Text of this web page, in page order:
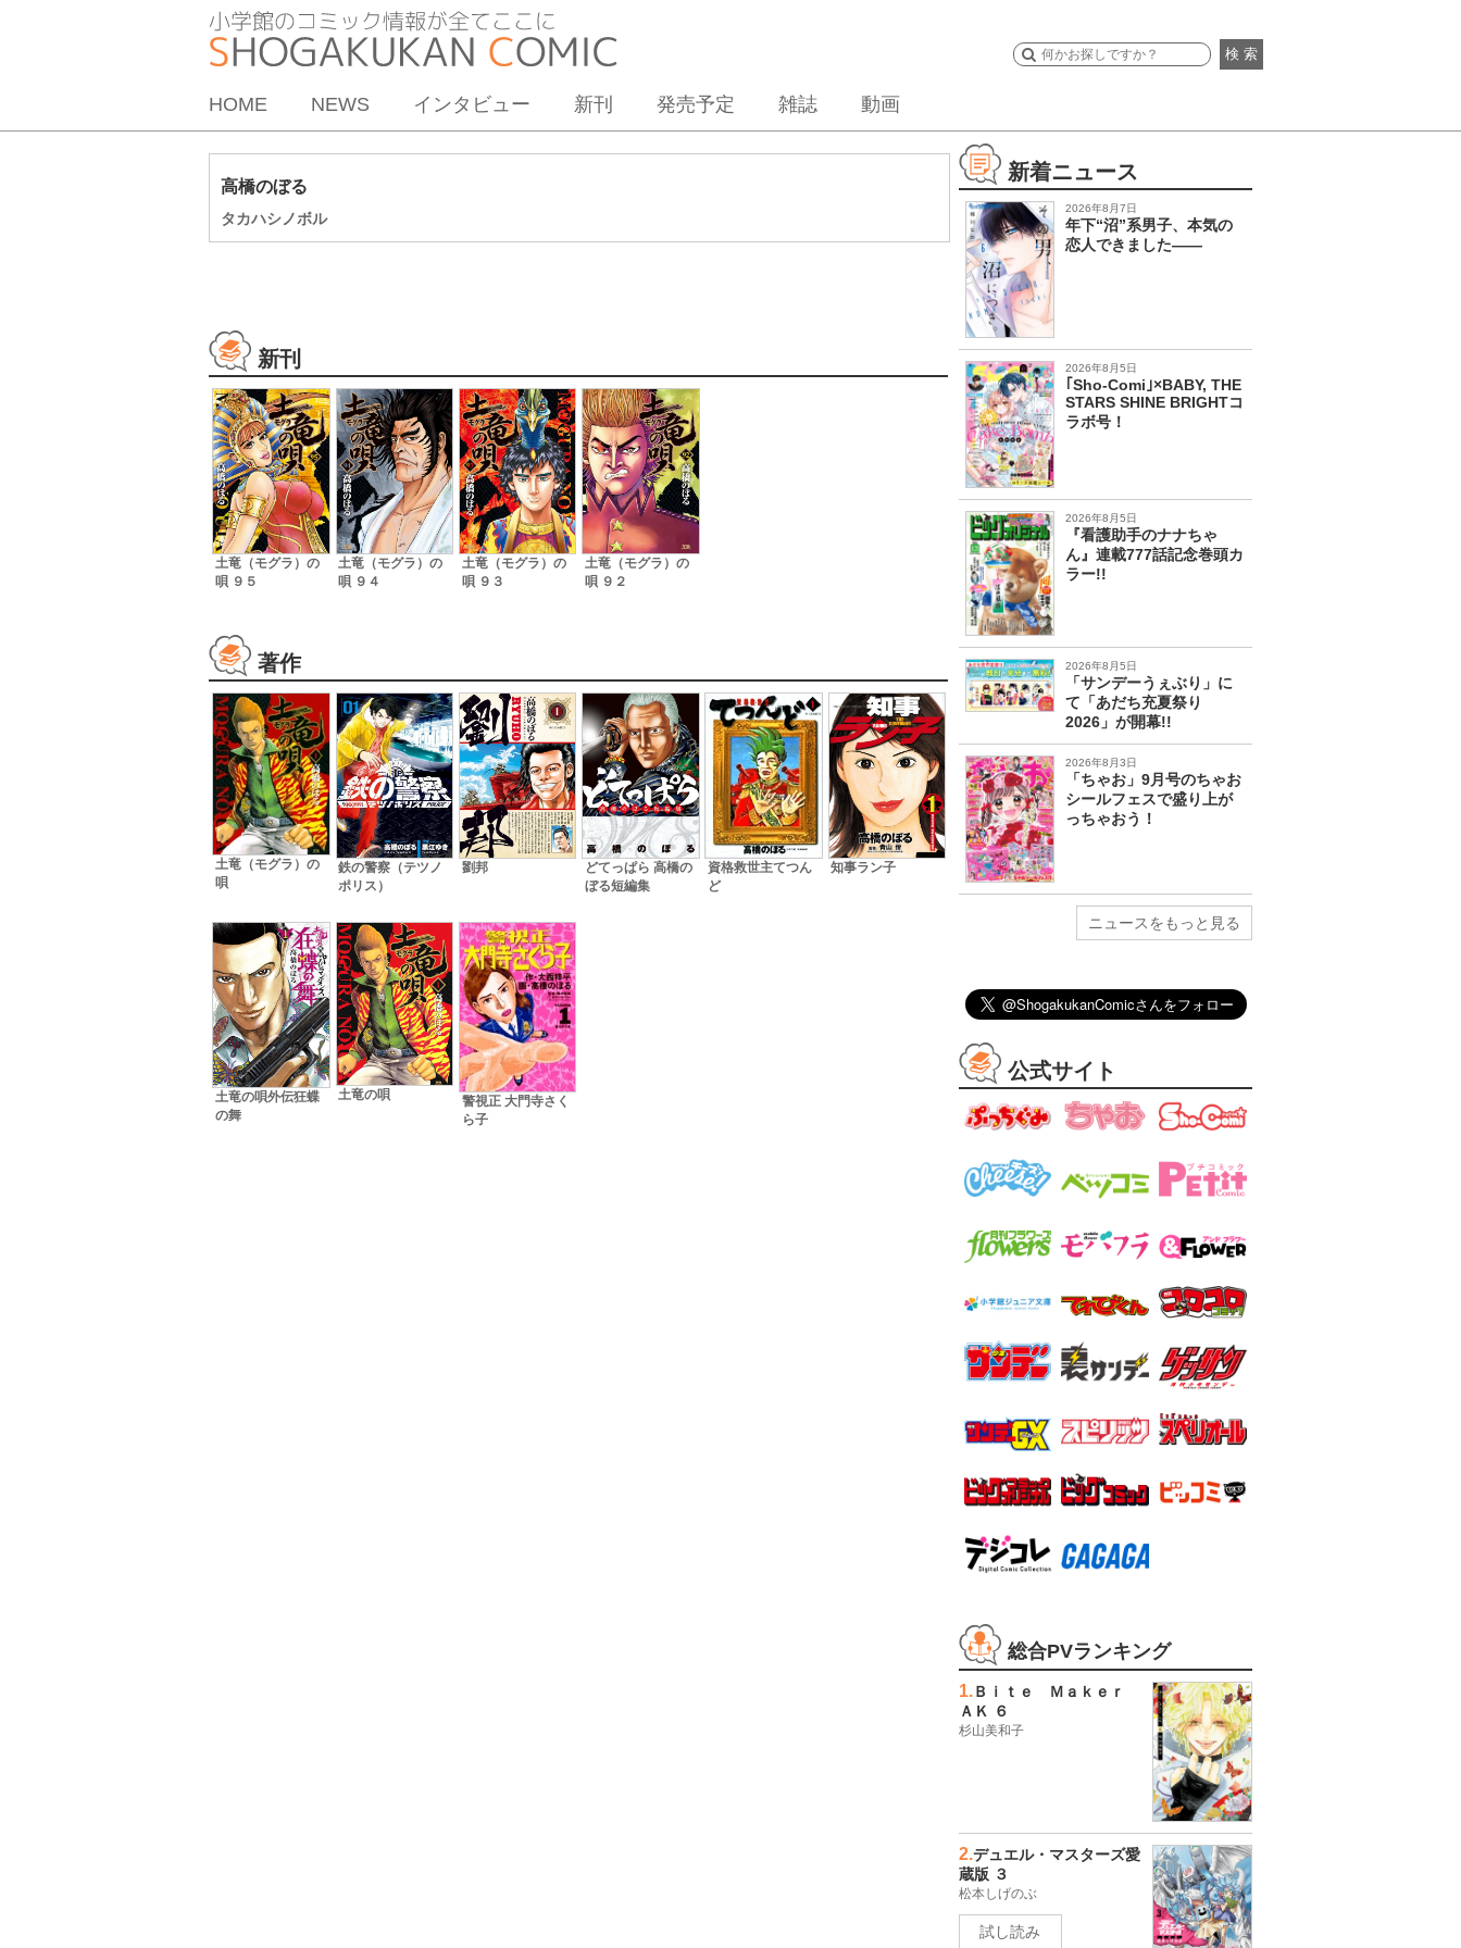
検 索
HOME NEWS インタビュー 新刊 発売予定 雑誌 動画
高橋のぼる
タカハシノボル
新刊
土竜（モグラ）の
唄 ９５
土竜（モグラ）の
唄 ９４
土竜（モグラ）の
唄 ９３
土竜（モグラ）の
唄 ９２
著作
土竜（モグラ）の
唄
鉄の警察（テツノ
ポリス）
劉邦
どてっぱら 高橋の
ぼる短編集
資格救世主てつん
ど
知事ラン子
土竜の唄外伝狂蝶
の舞
土竜の唄
警視正 大門寺さく
ら子
新着ニュース
2026年8月7日
年下“沼”系男子、本気の
恋人できました――
2026年8月5日
｢Sho-Comi｣×BABY, THE
STARS SHINE BRIGHTコ
ラボ号！
2026年8月5日
『看護助手のナナちゃ
ん』連載777話記念巻頭カ
ラー!!
2026年8月5日
「サンデーうぇぶり」に
て「あだち充夏祭り
2026」が開幕!!
2026年8月3日
「ちゃお」9月号のちゃお
シールフェスで盛り上が
っちゃおう！
ニュースをもっと見る
公式サイト
総合PVランキング
1.Ｂｉｔｅ Ｍａｋｅｒ
ＡＫ ６
杉山美和子
2.デュエル・マスターズ愛
蔵版 ３
松本しげのぶ
試し読み